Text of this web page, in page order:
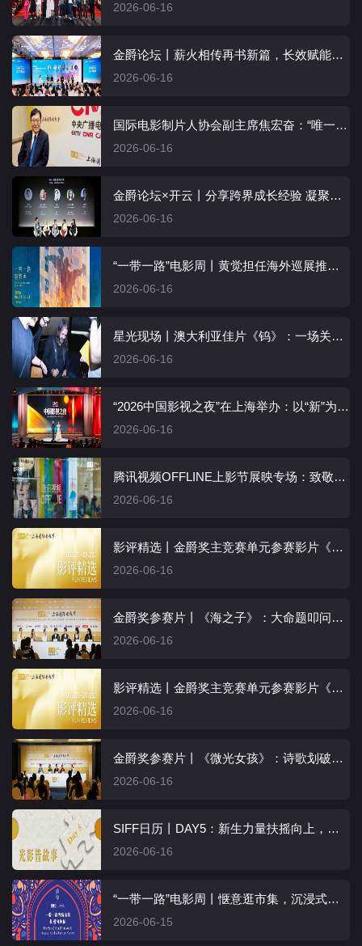
2026-06-16
金爵论坛丨薪火相传再书新篇，长效赋能创新活力
2026-06-16
国际电影制片人协会副主席焦宏奋：“唯一A类”“电影之城”是一种示范
2026-06-16
金爵论坛×开云丨分享跨界成长经验 凝聚多元创作力量
2026-06-16
“一带一路”电影周丨黄觉担任海外巡展推荐官
2026-06-16
星光现场丨澳大利亚佳片《钨》：一场关于幸存与爱的证词
2026-06-16
“2026中国影视之夜”在上海举办：以“新”为核，向新而行！
2026-06-16
腾讯视频OFFLINE上影节展映专场：致敬经典，与热爱面对面
2026-06-16
影评精选丨金爵奖主竞赛单元参赛影片《海之子》
2026-06-16
金爵奖参赛片丨《海之子》：大命题叩问英雄，小成本打造佳作
2026-06-16
影评精选丨金爵奖主竞赛单元参赛影片《微光女孩》
2026-06-16
金爵奖参赛片丨《微光女孩》：诗歌划破长夜，微光照亮人心
2026-06-16
SIFF日历丨DAY5：新生力量扶摇向上，光影深处自有回响
2026-06-16
“一带一路”电影周丨惬意逛市集，沉浸式体验阿拉伯风情
2026-06-15